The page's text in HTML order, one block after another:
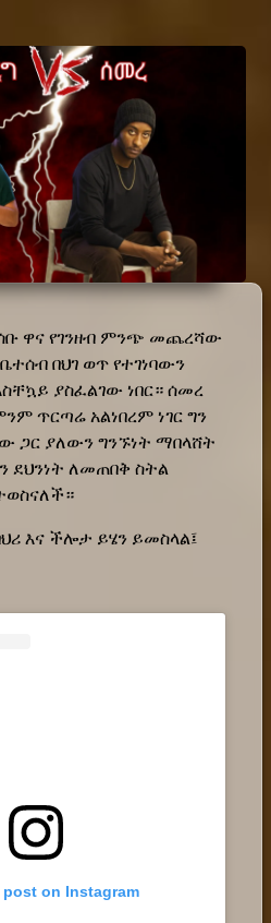
ዋና የገንዘብ ምንጭ መጨረሻው
በህገ ወጥ የተገነባውን
ያስፈልገው ነበር። ሰመረ
ጥርጣሬ አልነበረም ነገር ግን
ጋር ያለውን ግንኙነት ማበላሸት
ደህንነት ለመጠበቅ ስትል
እና ችሎታ ይሄን ይመስላል፤
on Instagram